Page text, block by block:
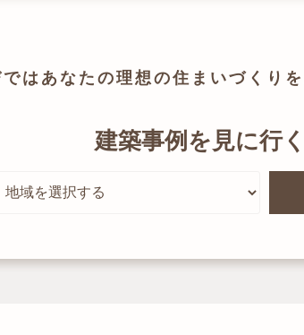
は あなたの理想の住まいづくりを
建築事例を見に行く